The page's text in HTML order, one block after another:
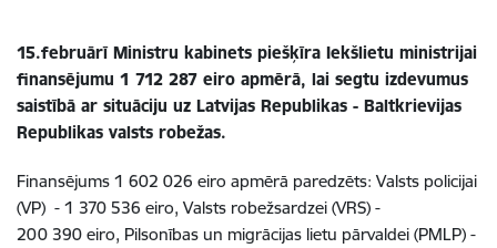
15.februārī Ministru kabinets piešķīra Iekšlietu ministrijai
finansējumu 1 712 287 eiro apmērā, lai segtu izdevumus
saistībā ar situāciju uz Latvijas Republikas - Baltkrievijas
Republikas valsts robežas.
Finansējums 1 602 026 eiro apmērā paredzēts: Valsts policijai
(VP) - 1 370 536 eiro, Valsts robežsardzei (VRS) -
200 390 eiro, Pilsonības un migrācijas lietu pārvaldei (PMLP) -